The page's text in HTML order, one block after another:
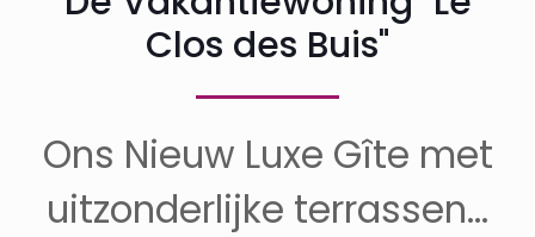
Clos des Buis"
Ons Nieuw Luxe Gîte met
uitzonderlijke terrassen…